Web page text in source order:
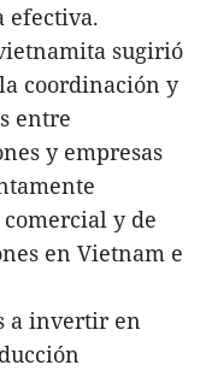
efectiva.
sugirió
coordinación y
entre
y empresas
y de
en Vietnam e
a invertir en